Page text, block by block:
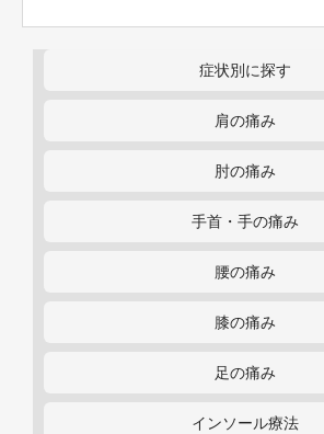
症状別に探す
肩の痛み
肘の痛み
手首・手の痛み
腰の痛み
膝の痛み
足の痛み
インソール療法